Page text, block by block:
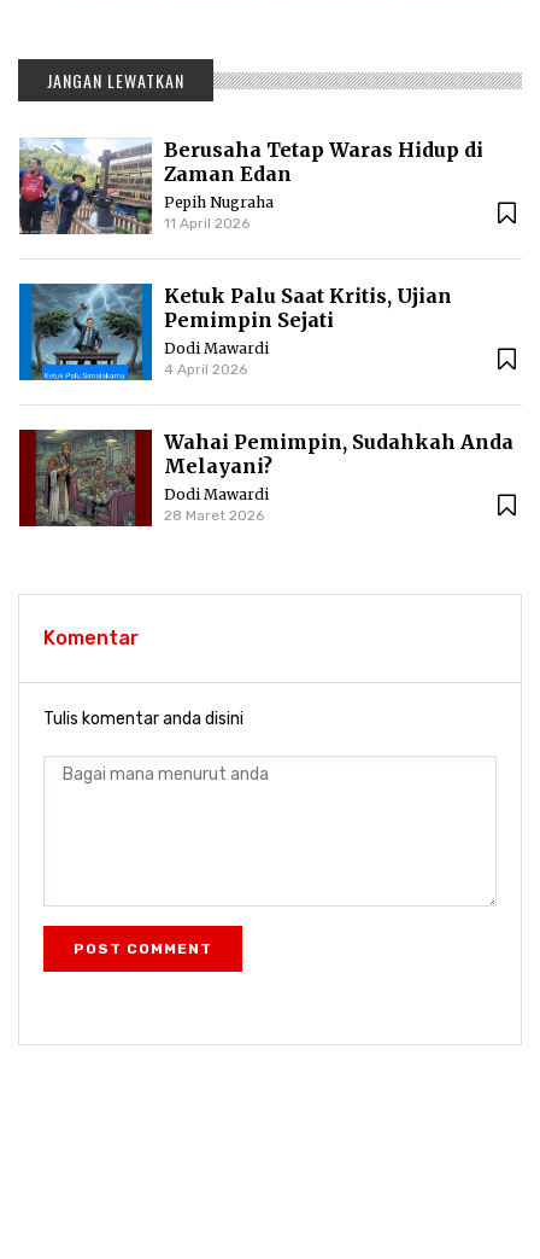
JANGAN LEWATKAN
Berusaha Tetap Waras Hidup di
Zaman Edan
Pepih Nugraha
11 April 2026
Ketuk Palu Saat Kritis, Ujian
Pemimpin Sejati
Dodi Mawardi
4 April 2026
Wahai Pemimpin, Sudahkah Anda
Melayani?
Dodi Mawardi
28 Maret 2026
Komentar
Tulis komentar anda disini
POST COMMENT